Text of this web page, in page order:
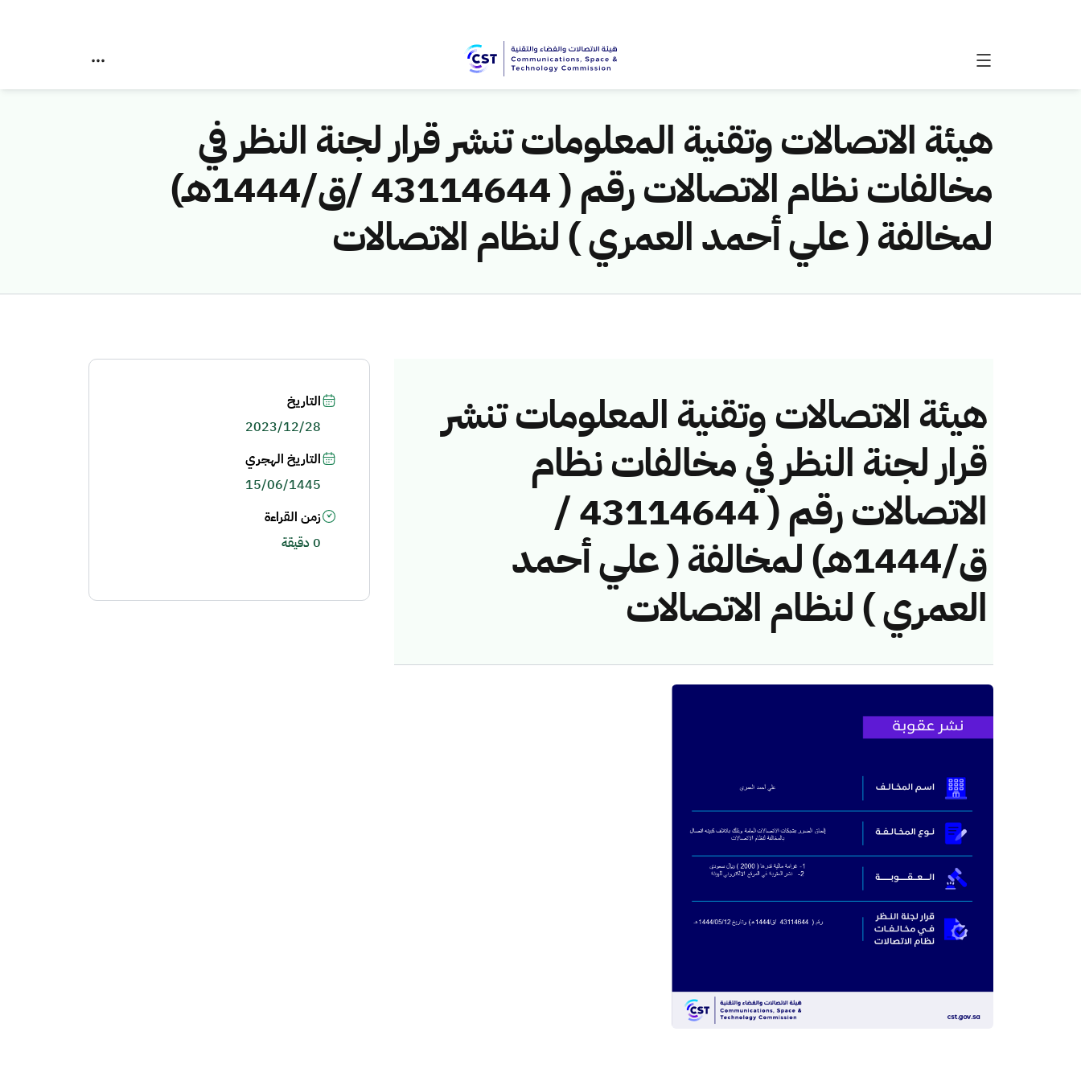
هيئة الاتصالات وتقنية المعلومات تنشر قرار لجنة النظر في
مخالفات نظام الاتصالات رقم ( 43114644 /ق/1444هـ)
لمخالفة ( علي أحمد العمري ) لنظام الاتصالات
هيئة الاتصالات وتقنية المعلومات تنشر
قرار لجنة النظر في مخالفات نظام
الاتصالات رقم ( 43114644 /
ق/1444هـ) لمخالفة ( علي أحمد
العمري ) لنظام الاتصالات
التاريخ
2023/12/28
التاريخ الهجري
15/06/1445
زمن القراءة
0 دقيقة